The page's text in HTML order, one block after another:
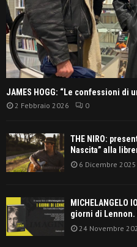
JAMES HOGG: “Le confessioni di
2 Febbraio 2026 0
THE NIRO:
Nascita” alla
6 Dicembre 2025
MICHELANGELO
giorni di Lennon.
24 Novembre